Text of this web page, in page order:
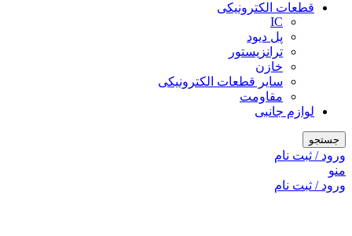
قطعات الکترونیکی
IC
پل دیود
ترانزیستور
خازن
سایر قطعات الکترونیکی
مقاومت
لوازم جانبی
جستجو
ورود / ثبت نام
منو
ورود / ثبت نام